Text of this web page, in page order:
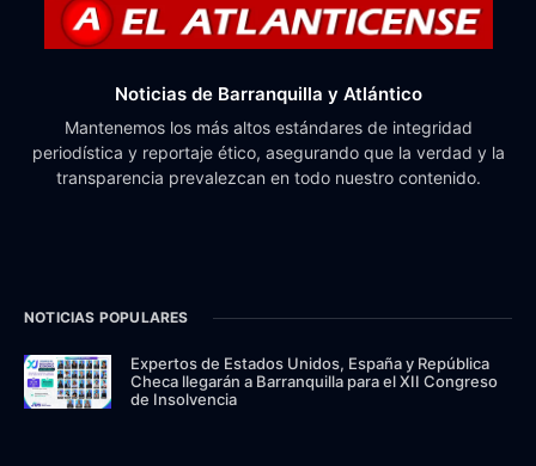
Noticias de Barranquilla y Atlántico
Mantenemos los más altos estándares de integridad
periodística y reportaje ético, asegurando que la verdad y la
transparencia prevalezcan en todo nuestro contenido.
NOTICIAS POPULARES
Expertos de Estados Unidos, España y República
Checa llegarán a Barranquilla para el XII Congreso
de Insolvencia